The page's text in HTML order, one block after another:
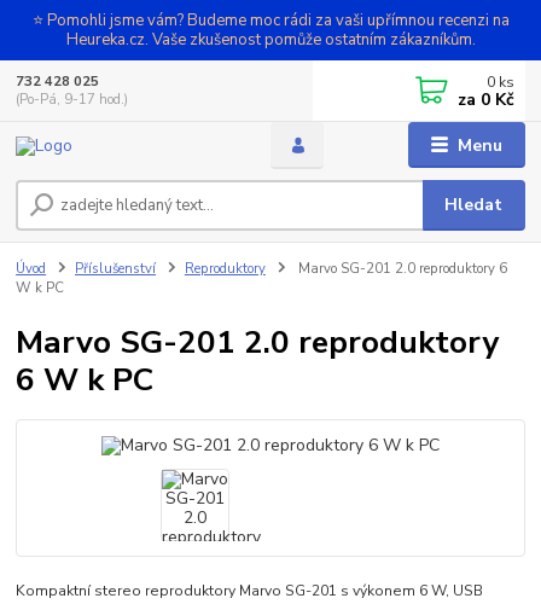
⭐ Pomohli jsme vám? Budeme moc rádi za vaši upřímnou recenzi na
Heureka.cz. Vaše zkušenost pomůže ostatním zákazníkům.
Menu
Hledat
732 428 025
(Po-Pá, 9-17 hod.)
0 ks
za 0 Kč
Úvod Příslušenství Reproduktory
Marvo SG-201 2.0 reproduktory 6
W k PC
Marvo SG-201 2.0 reproduktory
6 W k PC
Kompaktní stereo reproduktory Marvo SG-201 s výkonem 6 W, USB